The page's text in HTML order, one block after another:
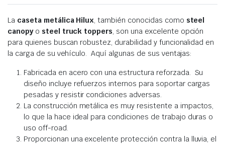
La caseta metálica Hilux, también conocidas como steel
canopyo steel truck toppers, son una excelente opción
para quienes buscan robustez, durabilidad y funcionalidad en
la carga de su vehículo. Aquí algunas de sus ventajas:
Fabricada en acero con una estructura reforzada. Su
diseño incluye refuerzos internos para soportar cargas
pesadas y resistir condiciones adversas.
La construcción metálica es muy resistente a impactos,
lo que la hace ideal para condiciones de trabajo duras o
uso off-road.
Proporcionan una excelente protección contra la lluvia, el